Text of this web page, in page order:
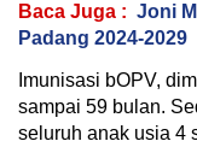
Baca Juga : Joni
Padang 2024-2029
Imunisasi bOPV,
sampai 59 bulan.
seluruh anak usia 4